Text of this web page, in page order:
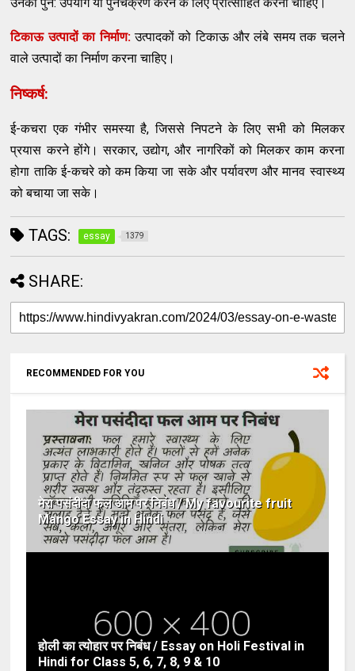
उनका पुन: उपयोग या पुनर्चक्रण करने के लिए प्रोत्साहित करना चाहिए।
टिकाऊ उत्पादों का निर्माण:उत्पादकों को टिकाऊ और लंबे समय तक चलने
वाले उत्पादों का निर्माण करना चाहिए।
निष्कर्ष:
ई-कचरा एक गंभीर समस्या है, जिससे निपटने के लिए सभी को मिलकर
प्रयास करने होंगे। सरकार, उद्योग, और नागरिकों को मिलकर काम करना
होगा ताकि ई-कचरे को कम किया जा सके और पर्यावरण और मानव स्वास्थ्य
को बचाया जा सके।
TAGS: essay 1379
SHARE:
RECOMMENDED FOR YOU
मेरा पसंदीदा फल आम पर निबंध / My favourite fruit
Mango Essay in Hindi
होली का त्योहार पर निबंध / Essay on Holi Festival in
Hindi for Class 5, 6, 7, 8, 9 & 10